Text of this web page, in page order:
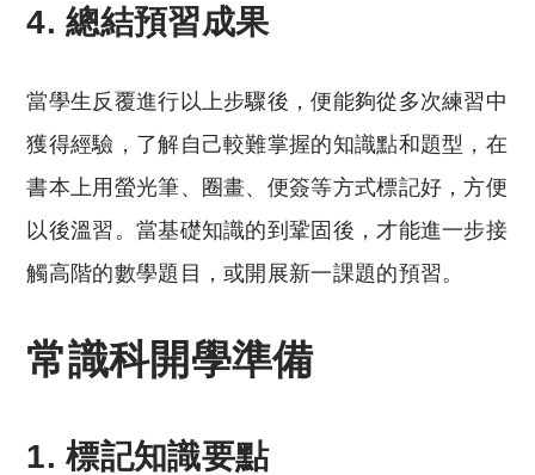
4. 總結預習成果
當學生反覆進行以上步驟後，便能夠從多次練習中
獲得經驗，了解自己較難掌握的知識點和題型，在
書本上用螢光筆、圈畫、便簽等方式標記好，方便
以後溫習。當基礎知識的到鞏固後，才能進一步接
觸高階的數學題目，或開展新一課題的預習。
常識科開學準備
1. 標記知識要點